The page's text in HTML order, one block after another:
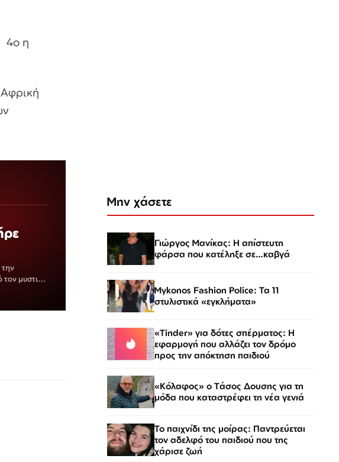
4ο η
μυστικό
Μην χάσετε
Γιώργος Μανίκας: Η απίστευτη
φάρσα που κατέληξε σε…καβγά
Mykonos Fashion Police: Τα 11
στυλιστικά «εγκλήματα»
«Tinder» για δότες σπέρματος: Η
εφαρμογή που αλλάζει τον δρόμο
προς την απόκτηση παιδιού
«Κόλαφος» o Tάσος Δουσης για τη
μόδα που καταστρέφει τη νέα γενιά
Το παιχνίδι της μοίρας: Παντρεύεται
τον αδελφό του παιδιού που της
χάρισε ζωή